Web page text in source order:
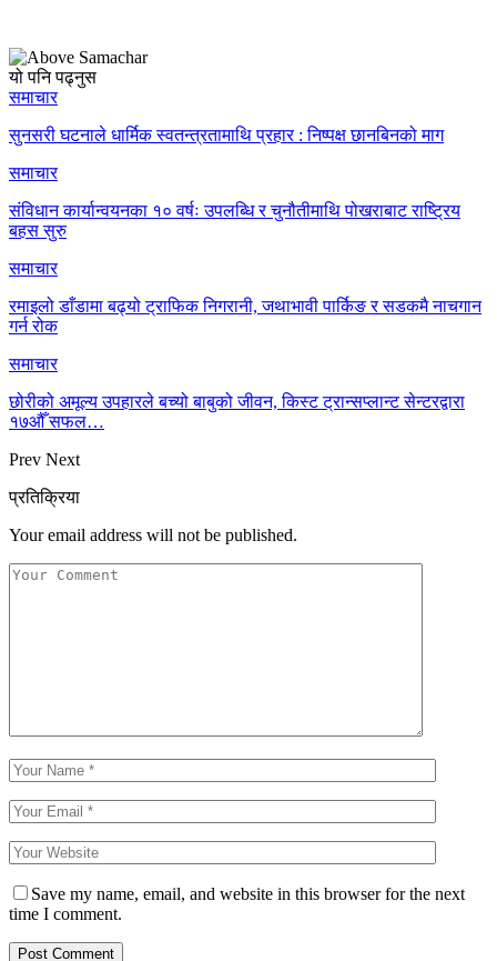
यो पनि पढ्नुस
समाचार
सुनसरी घटनाले धार्मिक स्वतन्त्रतामाथि प्रहार : निष्पक्ष छानबिनको माग
समाचार
संविधान कार्यान्वयनका १० वर्षः उपलब्धि र चुनौतीमाथि पोखराबाट राष्ट्रिय
बहस सुरु
समाचार
रमाइलो डाँडामा बढ्यो ट्राफिक निगरानी, जथाभावी पार्किङ र सडकमै नाचगान
गर्न रोक
समाचार
छोरीको अमूल्य उपहारले बच्यो बाबुको जीवन, किस्ट ट्रान्सप्लान्ट सेन्टरद्वारा
१७औँ सफल…
Prev Next
प्रतिक्रिया
Your email address will not be published.
Save my name, email, and website in this browser for the next
time I comment.